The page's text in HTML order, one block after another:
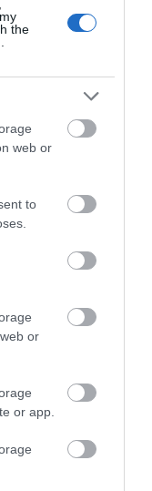
the
web or
to
or
or app.
τεσσάρων
προκάλεσε
Έψαχναν
και Rolex αξίας
ευρώ – Η
κάτω από